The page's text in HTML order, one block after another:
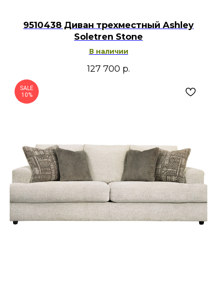
9510438 Диван трехместный Ashley
Soletren Stone
В наличии
127 700 р.
SALE
10%